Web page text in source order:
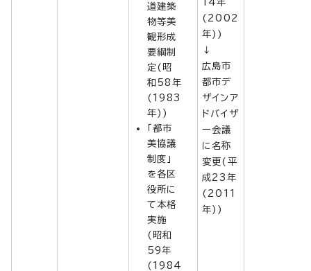
道建築
物等美
観形成
要綱制
定(昭
和58年
(1983
年))
「都市
美協議
制度」
を各区
役所に
て本格
実施
(昭和
59年
(1984
(2002
年))
↓
広島市
都市デ
ザインア
ドバイザ
ー会議
に名称
変更(平
成23年
(2011
年))